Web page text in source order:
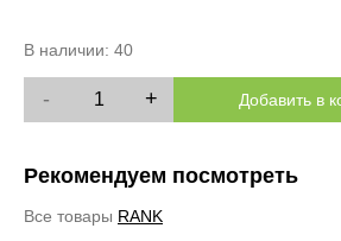
В наличии: 40
- + Добавить в
Рекомендуем посмотреть
Все товары RANK